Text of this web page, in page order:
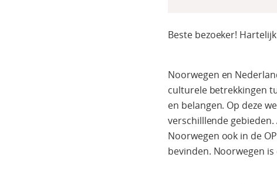
Beste bezoeker!
Noorwegen en
culturele betrekkingen
en belangen. Op deze
verschilllende
Noorwegen ook in de
bevinden. Noorwegen